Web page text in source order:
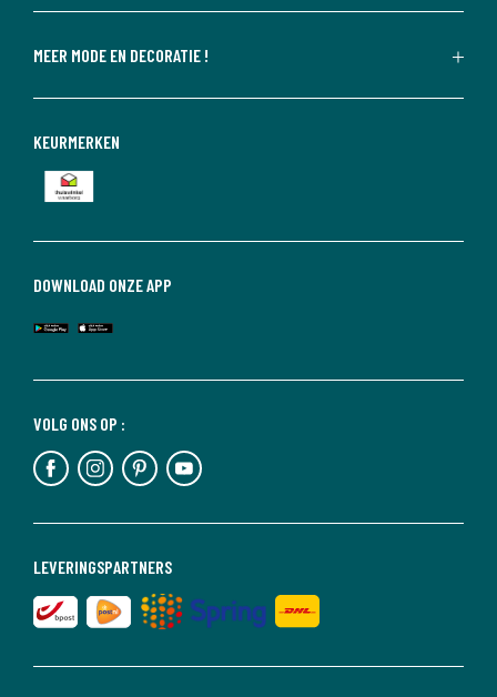
MEER MODE EN DECORATIE !
LEVERINGSPARTNERS
VOLG ONS OP :
DOWNLOAD ONZE APP
KEURMERKEN